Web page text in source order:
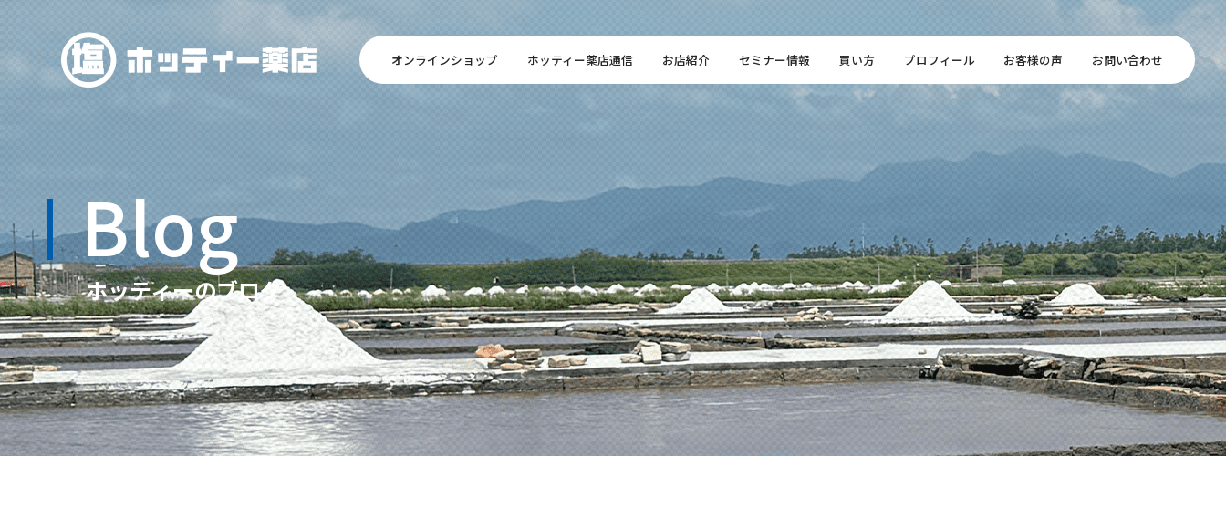
オンラインショップ ホッティー薬店通信 お店紹介 セミナー情報 買い方 プロフィール お客様の声 お問い合わせ
Blog
ホッティーのブログ